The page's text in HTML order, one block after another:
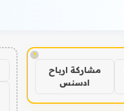
!
مشاركة ارباح
ادسنس